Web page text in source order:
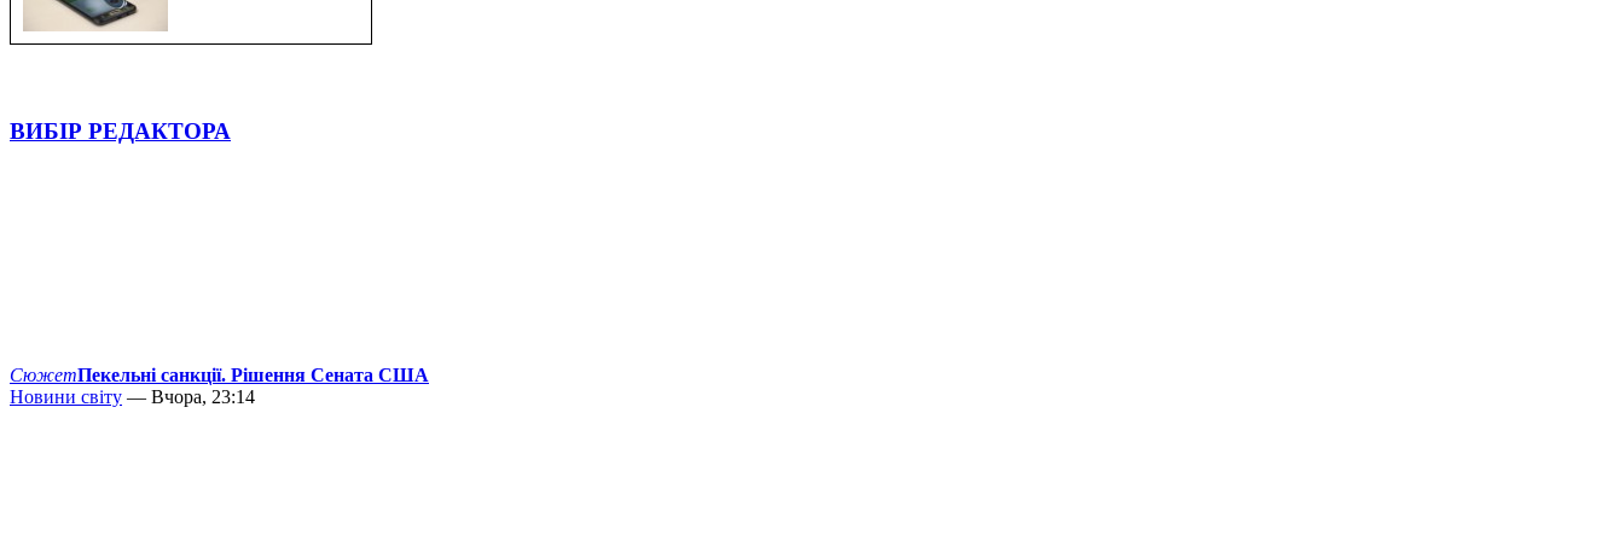
ВИБІР РЕДАКТОРА
СюжетПекельні санкції. Рішення Сената США
Новини світу — Вчора, 23:14